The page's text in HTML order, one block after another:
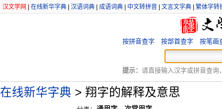
汉文学网 在线新华字典 汉语词典 成语词典 中文转拼音 文言文字典 繁体字转
按拼音查字 按部首查字 按笔画
提示： 请直接输入汉字或拼音查询
在线新华字典 > 翔字的解释及意思